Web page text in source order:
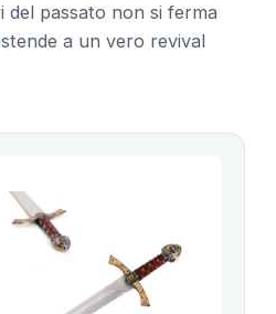
del passato non si ferma
a un vero revival